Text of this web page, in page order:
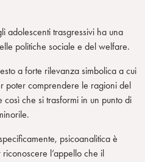
adolescenti trasgressivi ha una
politiche sociale e del welfare.
a forte rilevanza simbolica a cui
poter comprendere le ragioni del
così che si trasformi in un punto di
psicoanalitica è
l’appello che il